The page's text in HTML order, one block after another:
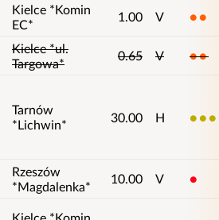
Kielce *Komin
EC*
1.00 V 2
Kielce *ul.
Targowa*
0.65 V 2
Tarnów
*Lichwin*
30.00 H 3
Rzeszów
*Magdalenka*
10.00 V 1